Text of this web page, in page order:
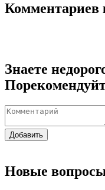
Комментариев
Знаете
Добавить
Новые